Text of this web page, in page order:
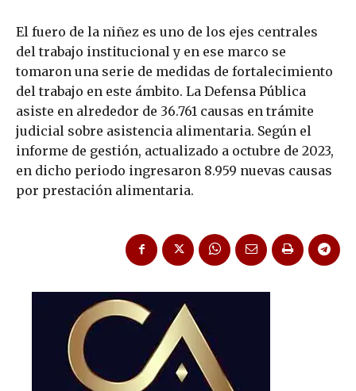
El fuero de la niñez es uno de los ejes centrales
del trabajo institucional y en ese marco se
tomaron una serie de medidas de fortalecimiento
del trabajo en este ámbito. La Defensa Pública
asiste en alrededor de 36.761 causas en trámite
judicial sobre asistencia alimentaria. Según el
informe de gestión, actualizado a octubre de 2023,
en dicho periodo ingresaron 8.959 nuevas causas
por prestación alimentaria.